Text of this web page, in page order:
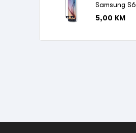
Samsung S6
5,00 KM